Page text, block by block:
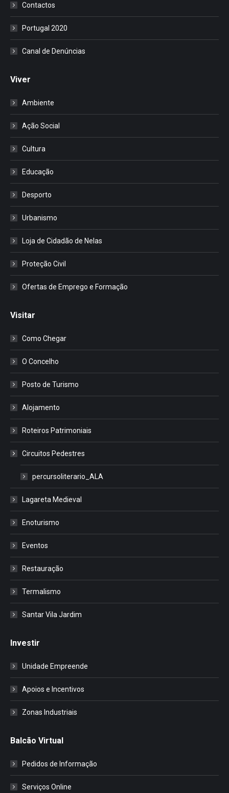
Contactos
Portugal 2020
Canal de Denúncias
Viver
Ambiente
Ação Social
Cultura
Educação
Desporto
Urbanismo
Loja de Cidadão de Nelas
Proteção Civil
Ofertas de Emprego e Formação
Visitar
Como Chegar
O Concelho
Posto de Turismo
Alojamento
Roteiros Patrimoniais
Circuitos Pedestres
percursoliterario_ALA
Lagareta Medieval
Enoturismo
Eventos
Restauração
Termalismo
Santar Vila Jardim
Investir
Unidade Empreende
Apoios e Incentivos
Zonas Industriais
Balcão Virtual
Pedidos de Informação
Serviços Online